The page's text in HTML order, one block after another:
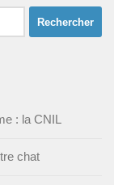
: la CNIL
chat